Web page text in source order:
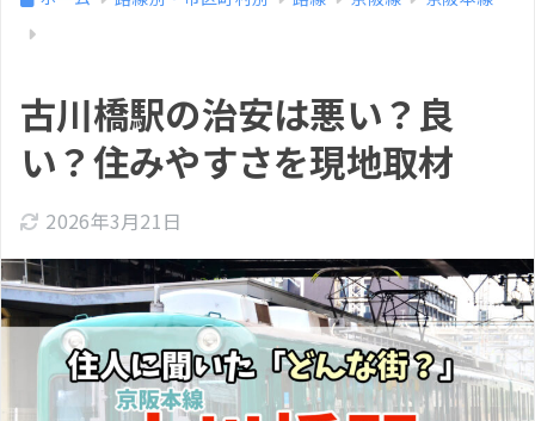
古川橋駅の治安は悪い？良
い？住みやすさを現地取材
2026年3月21日